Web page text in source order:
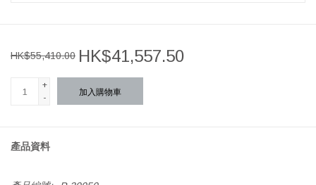
HK$55,410.00 HK$41,557.50
+
-
加入購物車
產品資料